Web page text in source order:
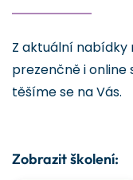
Z aktuální
prezenčně i online
těšíme se na Vás.
Zobrazit školení: